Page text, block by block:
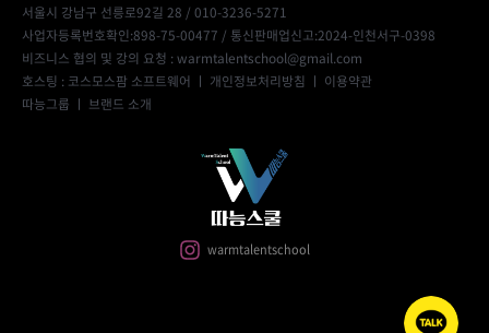
서울시 강남구 선릉로92길 28 / 010-3236-5271
사업자등록번호확인:898-75-00477 / 통신판매업신고:2024-인천서구-0398
비즈니스 협의 및 강의 요청 : warmtalentschool@gmail.com
호스팅 : 코스모스팜 소프트웨어 ㅣ 개인정보처리방침 ㅣ 이용약관
따능그룹 ㅣ 브랜드 소개
warmtalentschool